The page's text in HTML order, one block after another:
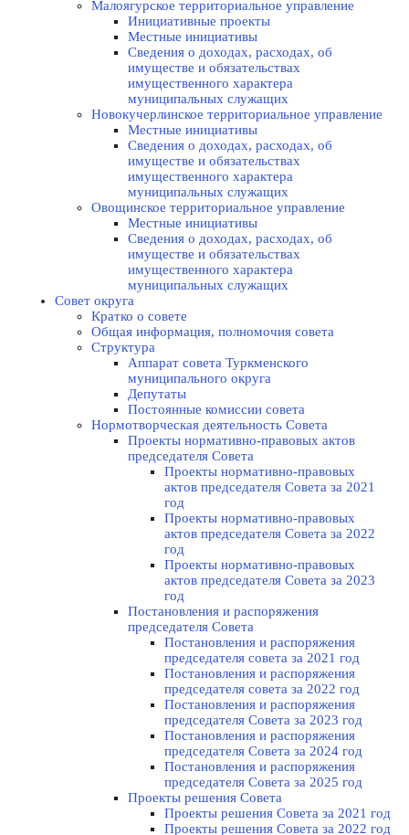
Малоягурское территориальное управление
Инициативные проекты
Местные инициативы
Сведения о доходах, расходах, об
имуществе и обязательствах
имущественного характера
муниципальных служащих
Новокучерлинское территориальное управление
Местные инициативы
Сведения о доходах, расходах, об
имуществе и обязательствах
имущественного характера
муниципальных служащих
Овощинское территориальное управление
Местные инициативы
Сведения о доходах, расходах, об
имуществе и обязательствах
имущественного характера
муниципальных служащих
Совет округа
Кратко о совете
Общая информация, полномочия совета
Структура
Аппарат совета Туркменского
муниципального округа
Депутаты
Постоянные комиссии совета
Нормотворческая деятельность Совета
Проекты нормативно-правовых актов
председателя Cовета
Проекты нормативно-правовых
актов председателя Cовета за 2021
год
Проекты нормативно-правовых
актов председателя Cовета за 2022
год
Проекты нормативно-правовых
актов председателя Cовета за 2023
год
Постановления и распоряжения
председателя Cовета
Постановления и распоряжения
председателя совета за 2021 год
Постановления и распоряжения
председателя совета за 2022 год
Постановления и распоряжения
председателя Cовета за 2023 год
Постановления и распоряжения
председателя Cовета за 2024 год
Постановления и распоряжения
председателя Cовета за 2025 год
Проекты решения Cовета
Проекты решения Совета за 2021 год
Проекты решения Совета за 2022 год